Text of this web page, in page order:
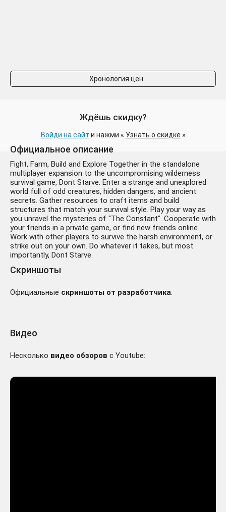
Хронология цен
Ждёшь скидку?
Войди на сайт и нажми « Узнать о скидке »
Официальное описание
Fight, Farm, Build and Explore Together in the standalone
multiplayer expansion to the uncompromising wilderness
survival game, Dont Starve. Enter a strange and unexplored
world full of odd creatures, hidden dangers, and ancient
secrets. Gather resources to craft items and build
structures that match your survival style. Play your way as
you unravel the mysteries of "The Constant". Cooperate with
your friends in a private game, or find new friends online.
Work with other players to survive the harsh environment, or
strike out on your own. Do whatever it takes, but most
importantly, Dont Starve.
Скриншоты
Официальные скриншоты от разработчика:
Видео
Несколько видео обзоров с Youtube: